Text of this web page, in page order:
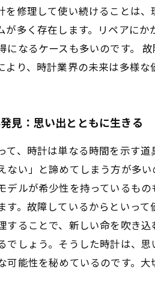
を修理して使い続けることは
が多く存在します。リペアに
になるケースも多いのです。
より、時計業界の未来は多様な
見：思い出とともに生きる
て、時計は単なる時間を示す
ない」と諦めてしまう方が多
デルが希少性を持っているも
す。故障しているからといっ
することで、新しい命を吹き
でしょう。そうした時計は、
可能性を秘めているのです。